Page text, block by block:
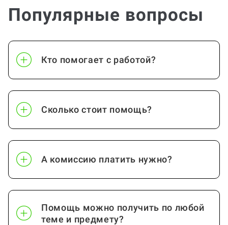
Популярные вопросы
Кто помогает с работой?
Сколько стоит помощь?
А комиссию платить нужно?
Помощь можно получить по любой
теме и предмету?